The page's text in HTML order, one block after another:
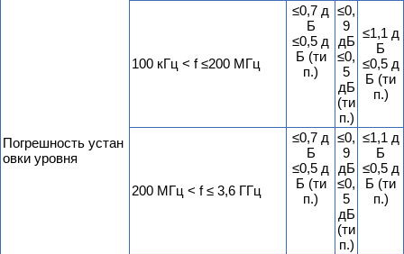
Погрешность устан
овки уровня
100 кГц < f ≤200 МГц
≤0,7 д
Б
≤0,5 д
Б (ти
п.)
≤0,
9
дБ
≤0,
5
дБ
(ти
п.)
≤1,1 д
Б
≤0,5 д
Б (ти
п.)
200 МГц < f ≤ 3,6 ГГц
≤0,7 д
Б
≤0,5 д
Б (ти
п.)
≤0,
9
дБ
≤0,
5
дБ
(ти
п.)
≤1,1 д
Б
≤0,5 д
Б (ти
п.)